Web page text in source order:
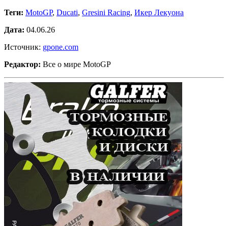
Теги: MotoGP, Ducati, Gresini Racing, Икер Лекуона
Дата: 04.06.26
Источник: gpone.com
Редактор: Все о мире MotoGP